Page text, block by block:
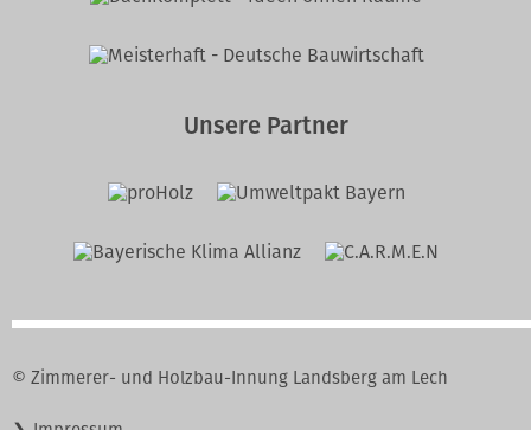
Unsere Partner
© Zimmerer- und Holzbau-Innung Landsberg am Lech